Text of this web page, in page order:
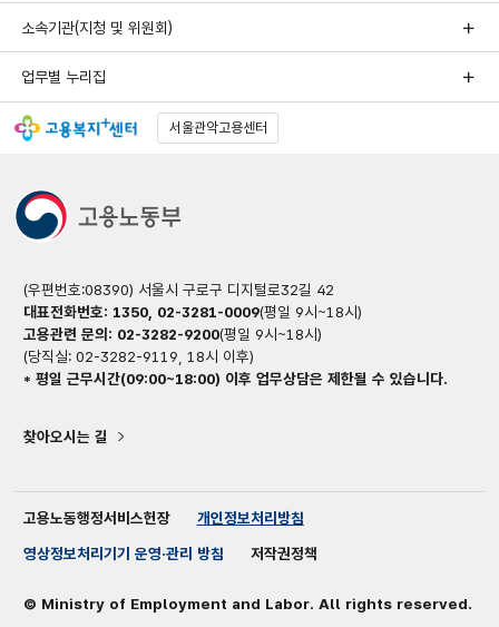
소속기관(지청 및 위원회)
업무별 누리집
서울관악고용센터
(우편번호:08390) 서울시 구로구 디지털로32길 42
대표전화번호: 1350, 02-3281-0009(평일 9시~18시)
고용관련 문의: 02-3282-9200(평일 9시~18시)
(당직실: 02-3282-9119, 18시 이후)
* 평일 근무시간(09:00~18:00) 이후 업무상담은 제한될 수 있습니다.
찾아오시는 길
고용노동행정서비스헌장
개인정보처리방침
영상정보처리기기 운영·관리 방침
저작권정책
© Ministry of Employment and Labor. All rights reserved.